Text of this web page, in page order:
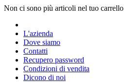
Non ci sono più articoli nel tuo carrello
L'azienda
Dove siamo
Contatti
Recupero password
Condizioni di vendita
Dicono di noi